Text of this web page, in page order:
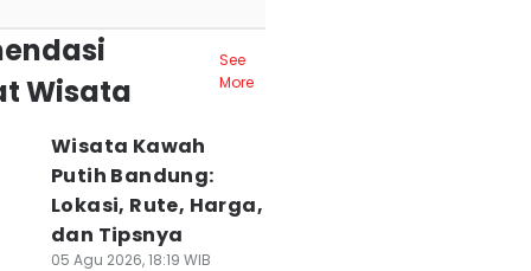
Wisata
See
More
Wisata Kawah
Putih Bandung:
Lokasi, Rute, Harga,
dan Tipsnya
05 Agu 2026, 18:19 WIB